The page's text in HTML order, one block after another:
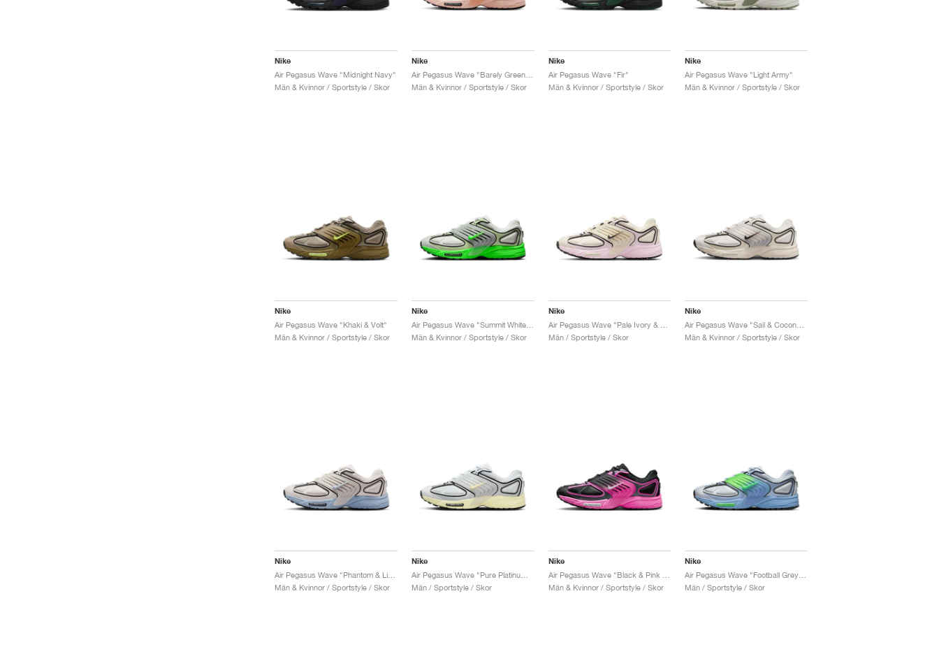
Nike
Air Pegasus Wave "Midnight Navy"
Män & Kvinnor / Sportstyle / Skor
Nike
Air Pegasus Wave "Barely Green & Washed Coral"
Män & Kvinnor / Sportstyle / Skor
Nike
Air Pegasus Wave "Fir"
Män & Kvinnor / Sportstyle / Skor
Nike
Air Pegasus Wave "Light Army"
Män & Kvinnor / Sportstyle / Skor
Nike
Air Pegasus Wave "Khaki & Volt"
Män & Kvinnor / Sportstyle / Skor
Nike
Air Pegasus Wave "Summit White & Barely Volt"
Män & Kvinnor / Sportstyle / Skor
Nike
Män / Sportstyle / Skor
Nike
Män & Kvinnor / Sportstyle / Skor
Nike
Män & Kvinnor / Sportstyle / Skor
Nike
Air Pegasus Wave "Pure Platinum & Alabaster"
Män / Sportstyle / Skor
Nike
Män & Kvinnor / Sportstyle / Skor
Nike
Män / Sportstyle / Skor